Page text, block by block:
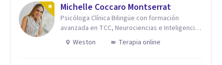
Michelle Coccaro Montserrat
Psicóloga Clínica Bilingüe con formación
avanzada en TCC, Neurociencias e Inteligencia
Emocional.
Weston Terapia online